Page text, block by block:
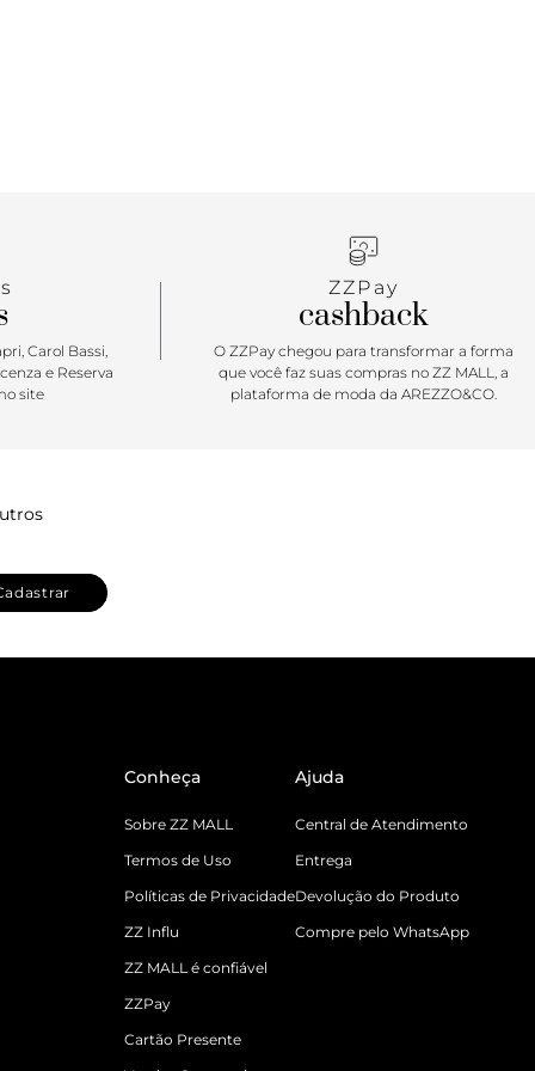
Carol Bassi,
e Reserva
site
ZZPay
cashback
O ZZPay chegou para transformar a forma
que você faz suas compras no ZZ MALL, a
plataforma de moda da AREZZO&CO.
Conheça
Sobre ZZ MALL
Termos de Uso
Políticas de Privacidade
ZZ Influ
ZZ MALL é confiável
ZZPay
Cartão Presente
Ajuda
Central de Atendimento
Entrega
Devolução do Produto
Compre pelo WhatsApp